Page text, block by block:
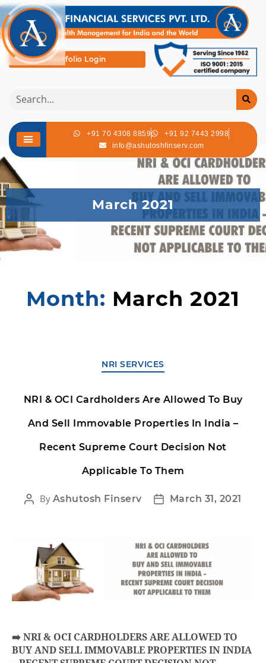
Portfolio Login
+91 70 4308 8859
+91 92 7443 2998
info@ashutoshfinserv.com
March 2021
Month: March 2021
NRI SERVICES
NRI & OCI Cardholders Are Allowed To Buy
And Sell Immovable Properties In India –
Recent Supreme Court Decision Not
Applicable To Them
By Ashutosh Finserv March 31, 2021
➡️ NRI & OCI CARDHOLDERS ARE ALLOWED TO
BUY AND SELL IMMOVABLE PROPERTIES IN INDIA